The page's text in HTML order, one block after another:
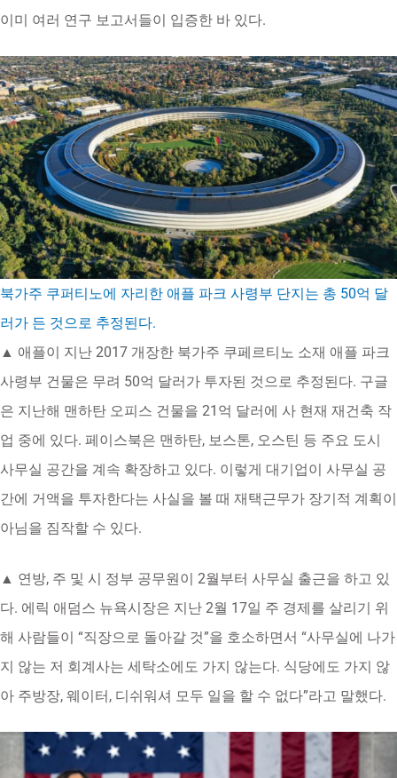
이미 여러 연구 보고서들이 입증한 바 있다.
북가주 쿠퍼티노에 자리한 애플 파크 사령부 단지는 총 50억 달
러가 든 것으로 추정된다.
▲ 애플이 지난 2017 개장한 북가주 쿠페르티노 소재 애플 파크
사령부 건물은 무려 50억 달러가 투자된 것으로 추정된다. 구글
은 지난해 맨하탄 오피스 건물을 21억 달러에 사 현재 재건축 작
업 중에 있다. 페이스북은 맨하탄, 보스톤, 오스틴 등 주요 도시
사무실 공간을 계속 확장하고 있다. 이렇게 대기업이 사무실 공
간에 거액을 투자한다는 사실을 볼 때 재택근무가 장기적 계획이
아님을 짐작할 수 있다.
▲ 연방, 주 및 시 정부 공무원이 2월부터 사무실 출근을 하고 있
다. 에릭 애덤스 뉴욕시장은 지난 2월 17일 주 경제를 살리기 위
해 사람들이 “직장으로 돌아갈 것”을 호소하면서 “사무실에 나가
지 않는 저 회계사는 세탁소에도 가지 않는다. 식당에도 가지 않
아 주방장, 웨이터, 디쉬워셔 모두 일을 할 수 없다”라고 말했다.